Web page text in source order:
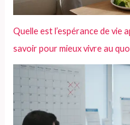
Quelle est l’espérance de
savoir pour mieux vivre au